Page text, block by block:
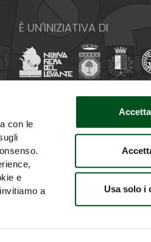
con le
e
a
Usa solo i
È UN'INIZIATIVA DI